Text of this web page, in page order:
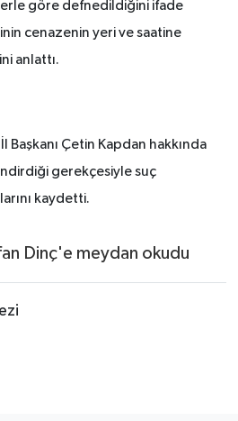
göre defnedildiğini ifade
cenazenin yeri ve saatine
anlattı.
Başkanı Çetin Kapdan hakkında
gerekçesiyle suç
kaydetti.